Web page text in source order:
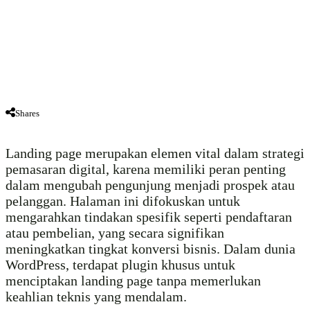
Shares
Landing page merupakan elemen vital dalam strategi
pemasaran digital, karena memiliki peran penting
dalam mengubah pengunjung menjadi prospek atau
pelanggan. Halaman ini difokuskan untuk
mengarahkan tindakan spesifik seperti pendaftaran
atau pembelian, yang secara signifikan
meningkatkan tingkat konversi bisnis. Dalam dunia
WordPress, terdapat plugin khusus untuk
menciptakan landing page tanpa memerlukan
keahlian teknis yang mendalam.